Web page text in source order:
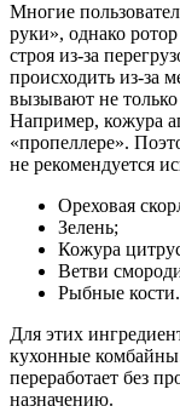
Многие
руки», однако
строя из-за
происходить из-за
вызывают не
Например, кожура
«пропеллере».
не рекомендуется
Ореховая
Зелень;
Кожура
Ветви
Рыбные кости.
Для этих
кухонные
переработает без
назначению.